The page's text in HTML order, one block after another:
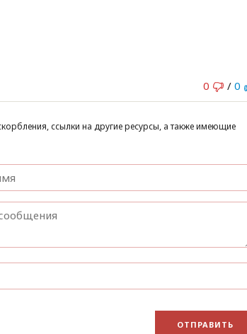
0
/ 0
ссылки на другие ресурсы, а также имеющие